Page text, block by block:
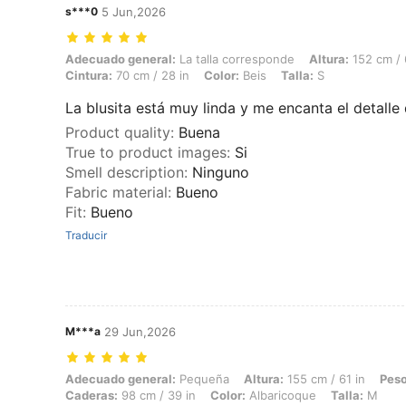
s***0 5 Jun,2026
Adecuado general: La talla corresponde, Altura: 152 cm / 60 in,
Adecuado general: La talla corresponde Altura: 152 cm /
Cintura: 70 cm / 28 in Color: Beis Talla: S
La blusita está muy linda y me encanta el
Product quality: Buena
True to product images: Si
Smell description: Ninguno
Fabric material: Bueno
Fit: Bueno
Traducir
M***a 29 Jun,2026
Adecuado general: Pequeña, Altura: 155 cm / 61 in, Peso: 55 kg /
Adecuado general: Pequeña Altura: 155 cm / 61 in
Caderas: 98 cm / 39 in Color: Albaricoque Talla: M